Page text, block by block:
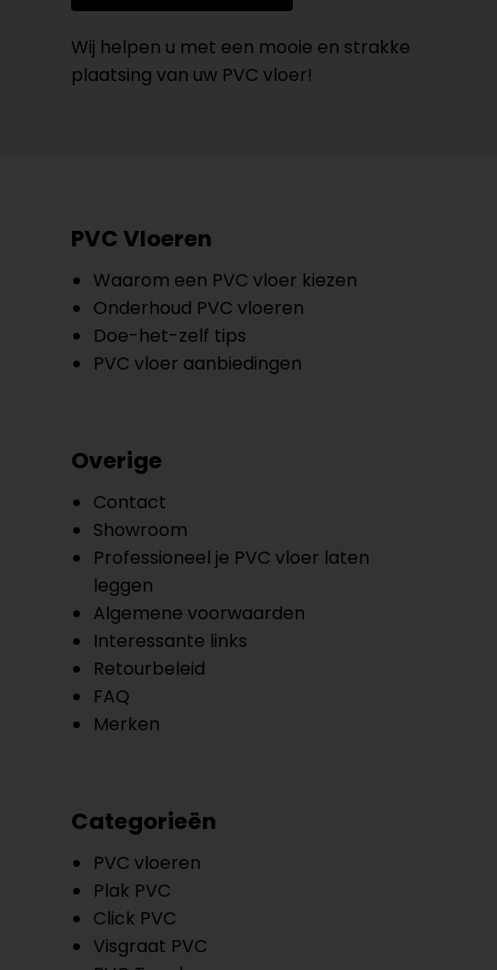
Wij helpen u met een mooie en strakke
plaatsing van uw PVC vloer!
PVC Vloeren
Waarom een PVC vloer kiezen
Onderhoud PVC vloeren
Doe-het-zelf tips
PVC vloer aanbiedingen
Overige
Contact
Showroom
Professioneel je PVC vloer laten
leggen
Algemene voorwaarden
Interessante links
Retourbeleid
FAQ
Merken
Categorieën
PVC vloeren
Plak PVC
Click PVC
Visgraat PVC